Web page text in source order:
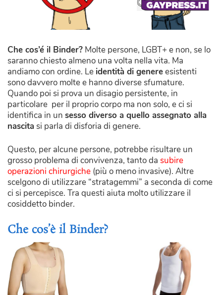
Che cos’é il Binder? Molte persone, LGBT+ e non, se lo
saranno chiesto almeno una volta nella vita. Ma
andiamo con ordine. Le identità di genereesistenti
sono davvero molte e hanno diverse sfumature.
Quando poi si prova un disagio persistente, in
particolare per il proprio corpo ma non solo, e ci si
identifica in un sesso diverso a quello assegnato alla
nascitasi parla di disforia di genere.
Questo, per alcune persone, potrebbe risultare un
grosso problema di convivenza, tanto da subire
operazioni chirurgiche (più o meno invasive). Altre
scelgono di utilizzare “stratagemmi” a seconda di come
ci si percepisce. Tra questi aiuta molto utilizzare il
cosiddetto binder.
Che cos’è il Binder?